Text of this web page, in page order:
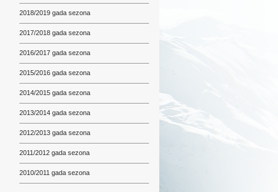
2018/2019 gada sezona
2017/2018 gada sezona
2016/2017 gada sezona
2015/2016 gada sezona
2014/2015 gada sezona
2013/2014 gada sezona
2012/2013 gada sezona
2011/2012 gada sezona
2010/2011 gada sezona